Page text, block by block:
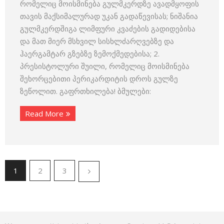
რომელიც მოისმინება გულმკერდზე ავადმყოფის
თავის მაქსიმალურად უკან გადაწევისას; ნიშანია
გულმკერდშიგა ლიმფური კვაძების გადიდებისა
და მათ მიერ მსხვილ სისხლძარღვებზე და
ჰაერგამტარ გზებზე ზემოქმედებისა; 2.
პრესისტოლური შუილი, რომელიც მოისმინება
შეხორცებითი პერიკარდიტის დროს გულზე
ზეწოლით. გაფრთხილება! ბმულები:
Read More
1 2 3